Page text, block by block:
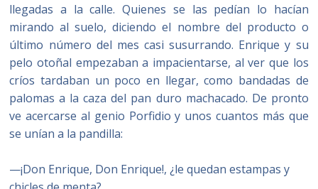
llegadas a la calle. Quienes se las pedían lo hacían
mirando al suelo, diciendo el nombre del producto o
último número del mes casi susurrando. Enrique y su
pelo otoñal empezaban a impacientarse, al ver que los
críos tardaban un poco en llegar, como bandadas de
palomas a la caza del pan duro machacado. De pronto
ve acercarse al genio Porfidio y unos cuantos más que
se unían a la pandilla:
—¡Don Enrique, Don Enrique!, ¿le quedan estampas y